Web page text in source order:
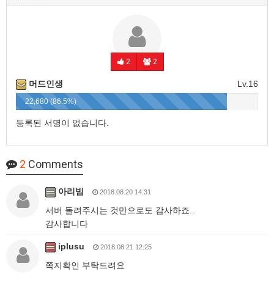
2 2
Lv.16
머드인생
22,680 (86.5%)
등록된 서명이 없습니다.
2 Comments
아리빔 2018.08.20 14:31
서버 돌려주시는 것만으로도 감사하죠..
감사합니다
iplusu 2018.08.21 12:25
쪽지확인 부탁드려요